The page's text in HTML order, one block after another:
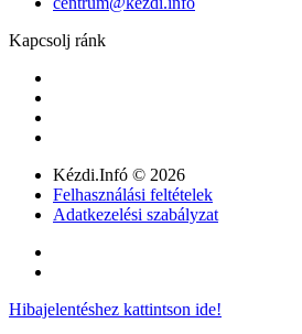
Kapcsolj ránk
Kézdi.Infó © 2026
Felhasználási feltételek
Adatkezelési szabályzat
Hibajelentéshez kattintson ide!